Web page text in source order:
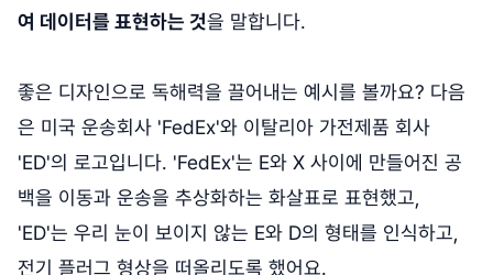
여 데이터를 표현하는 것을 말합니다.
좋은 디자인으로 독해력을 끌어내는 예시를 볼까요? 다음
은 미국 운송회사 'FedEx'와 이탈리아 가전제품 회사
'ED'의 로고입니다. 'FedEx'는 E와 X 사이에 만들어진 공
백을 이동과 운송을 추상화하는 화살표로 표현했고,
'ED'는 우리 눈이 보이지 않는 E와 D의 형태를 인식하고,
전기 플러그 형상을 떠올리도록 했어요.